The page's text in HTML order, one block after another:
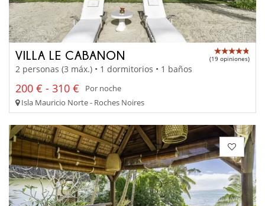
VILLA LE CABANON (19 opiniones)
2 personas (3 máx.) • 1 dormitorios • 1 baños
200 € - 310 €
Por noche
Isla Mauricio Norte - Roches Noires